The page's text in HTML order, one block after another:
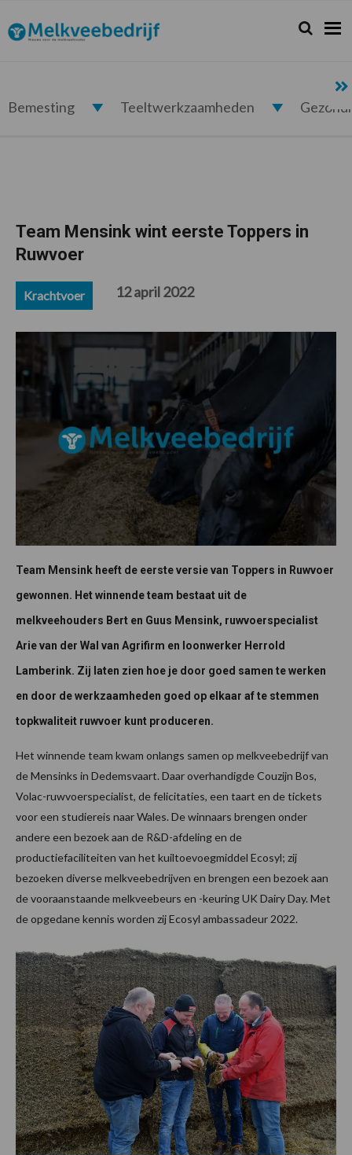
de
hoofdnavigatie
de
hoofd
de
eerste
de
voettekst
Melkveebedrijf.nl Zoeken...
Zoek
Bemesting Teeltwerkzaamheden
Team Mensink wint eerste Toppers in
Ruwvoer
Krachtvoer 12 april 2022
Team Mensink heeft de eerste versie van Toppers in Ruwvoer
gewonnen. Het winnende team bestaat uit de
melkveehouders Bert en Guus Mensink, ruwvoerspecialist
Arie van der Wal van Agrifirm en loonwerker Herrold
Lamberink. Zij laten zien hoe je door goed samen te werken
en door de werkzaamheden goed op elkaar af te stemmen
topkwaliteit ruwvoer kunt produceren.
Het winnende team kwam onlangs samen op melkveebedrijf van
de Mensinks in Dedemsvaart. Daar overhandigde Couzijn Bos,
Volac-ruwvoerspecialist, de felicitaties, een taart en de tickets
voor een studiereis naar Wales. De winnaars brengen onder
andere een bezoek aan de R&D-afdeling en de
productiefaciliteiten van het kuiltoevoegmiddel Ecosyl; zij
bezoeken diverse melkveebedrijven en brengen een bezoek aan
de vooraanstaande melkveebeurs en -keuring UK Dairy Day. Met
de opgedane kennis worden zij Ecosyl ambassadeur 2022.